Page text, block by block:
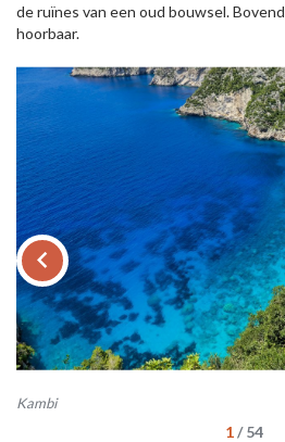
de ruïnes van een oud bouwsel.
hoorbaar.
Kambi
keyboard_arrow_left
1/54